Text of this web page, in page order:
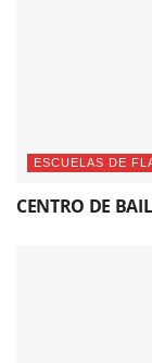
ESCUELAS DE
CENTRO DE